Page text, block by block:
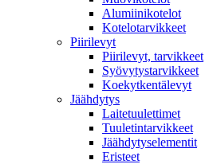
Alumiinikotelot
Kotelotarvikkeet
Piirilevyt
Piirilevyt, tarvikkeet
Syövytystarvikkeet
Koekytkentälevyt
Jäähdytys
Laitetuulettimet
Tuuletintarvikkeet
Jäähdytyselementit
Eristeet